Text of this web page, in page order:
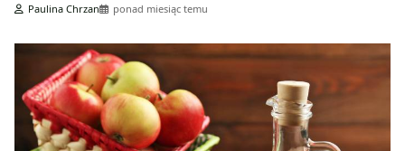
Paulina Chrzan ponad miesiąc temu